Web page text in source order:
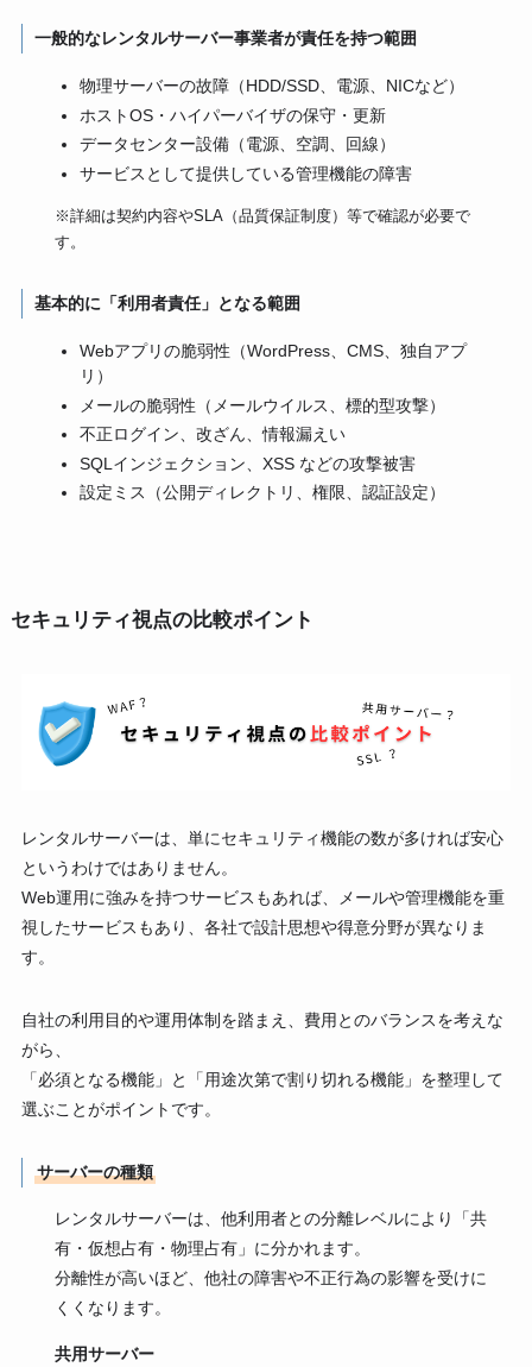
一般的なレンタルサーバー事業者が責任を持つ範囲
物理サーバーの故障（HDD/SSD、電源、NICなど）
ホストOS・ハイパーバイザの保守・更新
データセンター設備（電源、空調、回線）
サービスとして提供している管理機能の障害
※詳細は契約内容やSLA（品質保証制度）等で確認が必要で
す。
基本的に「利用者責任」となる範囲
Webアプリの脆弱性（WordPress、CMS、独自アプ
リ）
メールの脆弱性（メールウイルス、標的型攻撃）
不正ログイン、改ざん、情報漏えい
SQLインジェクション、XSS などの攻撃被害
設定ミス（公開ディレクトリ、権限、認証設定）
セキュリティ視点の比較ポイント
レンタルサーバーは、単にセキュリティ機能の数が多ければ安心
というわけではありません。
Web運用に強みを持つサービスもあれば、メールや管理機能を重
視したサービスもあり、各社で設計思想や得意分野が異なりま
す。
自社の利用目的や運用体制を踏まえ、費用とのバランスを考えな
がら、
「必須となる機能」と「用途次第で割り切れる機能」を整理して
選ぶことがポイントです。
サーバーの種類
レンタルサーバーは、他利用者との分離レベルにより「共
有・仮想占有・物理占有」に分かれます。
分離性が高いほど、他社の障害や不正行為の影響を受けに
くくなります。
共用サーバー